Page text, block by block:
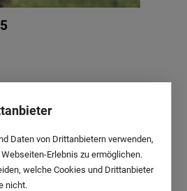
Daten von Drittanbietern verwenden,
Erlebnis zu ermöglichen.
welche Cookies und Drittanbieter
nicht.